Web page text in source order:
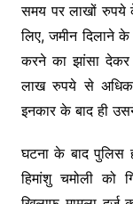
समय पर लाखों रुपये
लिए, जमीन दिलाने
करने का झांसा
लाख रुपये से अधिक
इनकार के बाद ही
घटना के बाद पुलिस
हिमांशु चमोली को